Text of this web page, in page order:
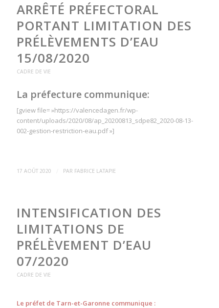
ARRÊTÉ PRÉFECTORAL
PORTANT LIMITATION DES
PRÉLÈVEMENTS D’EAU
15/08/2020
CADRE DE VIE
La préfecture communique:
[gview file= »https://valencedagen.fr/wp-
content/uploads/2020/08/ap_20200813_sdpe82_2020-08-13-
002-gestion-restriction-eau.pdf »]
17 AOÛT 2020 PAR FABRICE LATAPIE
INTENSIFICATION DES
LIMITATIONS DE
PRÉLÈVEMENT D’EAU
07/2020
CADRE DE VIE
Le préfet de Tarn-et-Garonne communique :